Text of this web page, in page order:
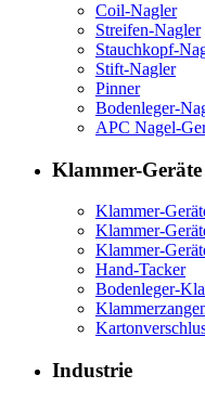
Coil-Nagler
Streifen-Nagler
Stauchkopf-
Stift-Nagler
Pinner
Bodenleger-
APC Nagel-
Klammer-Geräte
Klammer-
Klammer-
Klammer-
Hand-Tacker
Bodenleger-
Industrie